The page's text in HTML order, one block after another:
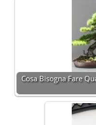
Cosa Bisogna Fare